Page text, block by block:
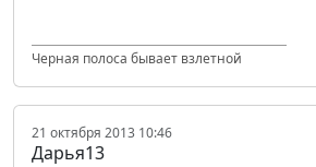
Черная полоса бывает взлетной
21 октября 2013 10:46
Дарья13